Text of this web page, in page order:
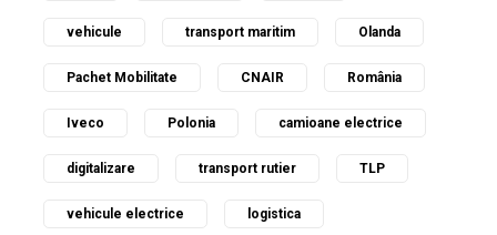
vehicule transport maritim Olanda
Pachet Mobilitate CNAIR România
Iveco Polonia camioane electrice
digitalizare transport rutier TLP
vehicule electrice logistica